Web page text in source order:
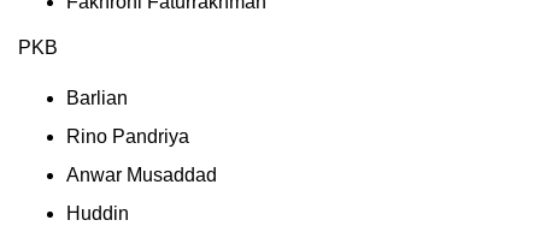
PKB
Barlian
Rino Pandriya
Anwar Musaddad
Huddin